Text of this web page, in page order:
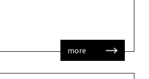
に博士号をお持ちで、大学の教員と
るですが、教育 […]
more